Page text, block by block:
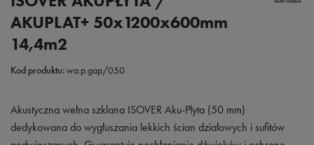
AKUPLAT+ 50x1200x600mm
14,4m2
Kod produktu:wa.p.gap/050
Akustyczna wełna szklana ISOVER Aku-Płyta (50 mm)
dedykowana do wygłuszania lekkich ścian działowych i sufitów